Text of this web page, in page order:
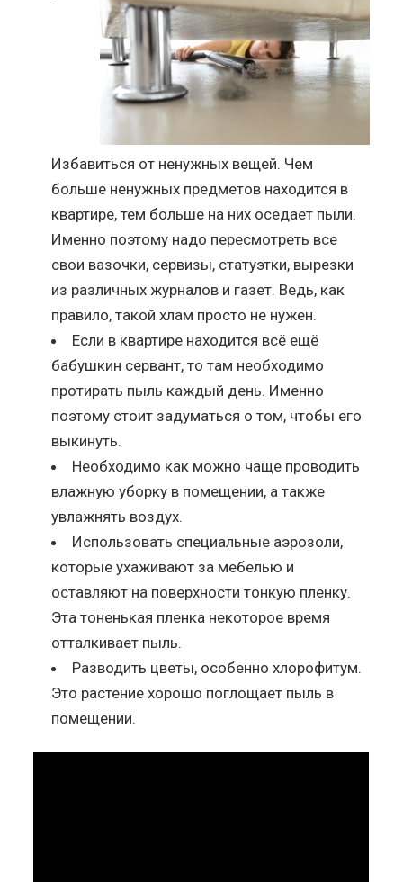
Избавиться от ненужных вещей. Чем
больше ненужных предметов находится в
квартире, тем больше на них оседает пыли.
Именно поэтому надо пересмотреть все
свои вазочки, сервизы, статуэтки, вырезки
из различных журналов и газет. Ведь, как
правило, такой хлам просто не нужен.
Если в квартире находится всё ещё
бабушкин сервант, то там необходимо
протирать пыль каждый день. Именно
поэтому стоит задуматься о том, чтобы его
выкинуть.
Необходимо как можно чаще проводить
влажную уборку в помещении, а также
увлажнять воздух.
Использовать специальные аэрозоли,
которые ухаживают за мебелью и
оставляют на поверхности тонкую пленку.
Эта тоненькая пленка некоторое время
отталкивает пыль.
Разводить цветы, особенно хлорофитум.
Это растение хорошо поглощает пыль в
помещении.